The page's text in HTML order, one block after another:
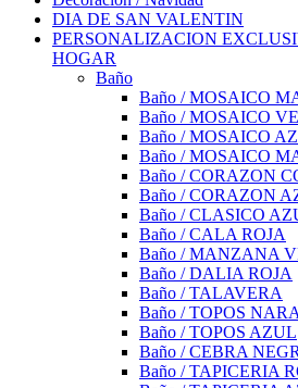
DIA DE SAN VALENTIN
PERSONALIZACION
HOGAR
Baño
Baño / MOSAICO
Baño / MOSAICO
Baño / MOSAICO
Baño / MOSAICO
Baño / CORAZON
Baño / CORAZON
Baño / CLASICO
Baño / CALA ROJA
Baño / MANZANA
Baño / DALIA ROJA
Baño / TALAVERA
Baño / TOPOS
Baño / TOPOS AZUL
Baño / CEBRA
Baño / TAPICERIA